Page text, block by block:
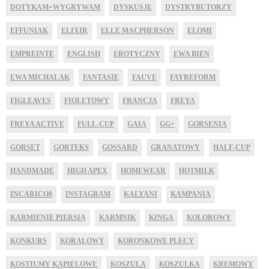
DOTYKAM=WYGRYWAM DYSKUSJE DYSTRYBUTORZY
EFFUNIAK ELIXIR ELLE MACPHERSON ELOMI
EMPREINTE ENGLISH EROTYCZNY EWA BIEN
EWA MICHALAK FANTASIE FAUVE FAYREFORM
FIGLEAVES FIOLETOWY FRANCJA FREYA
FREYA ACTIVE FULL-CUP GAIA GG+ GORSENIA
GORSET GORTEKS GOSSARD GRANATOWY HALF-CUP
HANDMADE HIGH APEX HOMEWEAR HOTMILK
INCARICO8 INSTAGRAM KALYANI KAMPANIA
KARMIENIE PIERSIĄ KARMNIK KINGA KOLOROWY
KONKURS KORALOWY KORONKOWE PLECY
KOSTIUMY KĄPIELOWE KOSZULA KOSZULKA KREMOWY